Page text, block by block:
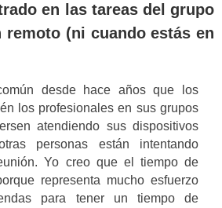
en las tareas del grupo
remoto (ni cuando estás en
desde hace años que los
los profesionales en sus grupos
atendiendo sus dispositivos
personas están intentando
Yo creo que el tiempo de
representa mucho esfuerzo
para tener un tiempo de